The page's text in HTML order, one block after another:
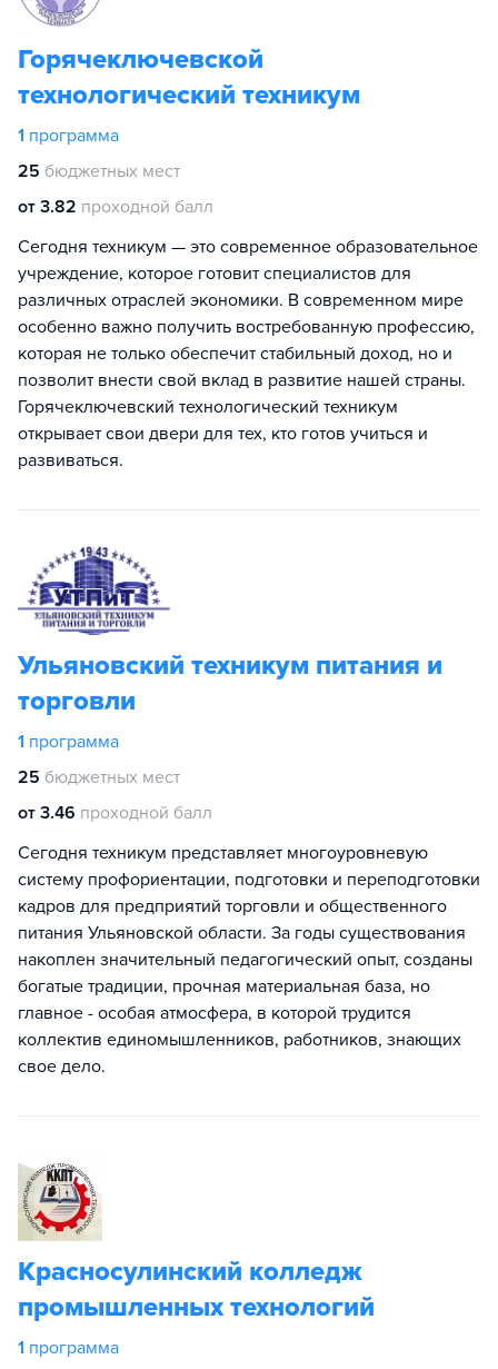
Горячеключевской
технологический техникум
1 программа
25 бюджетных мест
от 3.82 проходной балл
Сегодня техникум — это современное образовательное
учреждение, которое готовит специалистов для
различных отраслей экономики. В современном мире
особенно важно получить востребованную профессию,
которая не только обеспечит стабильный доход, но и
позволит внести свой вклад в развитие нашей страны.
Горячеключевский технологический техникум
открывает свои двери для тех, кто готов учиться и
развиваться.
Ульяновский техникум питания и
торговли
1 программа
25 бюджетных мест
от 3.46 проходной балл
Сегодня техникум представляет многоуровневую
систему профориентации, подготовки и переподготовки
кадров для предприятий торговли и общественного
питания Ульяновской области. За годы существования
накоплен значительный педагогический опыт, созданы
богатые традиции, прочная материальная база, но
главное - особая атмосфера, в которой трудится
коллектив единомышленников, работников, знающих
свое дело.
Красносулинский колледж
промышленных технологий
1 программа